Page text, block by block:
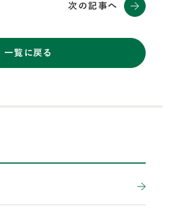
一覧に戻る
次の記事へ